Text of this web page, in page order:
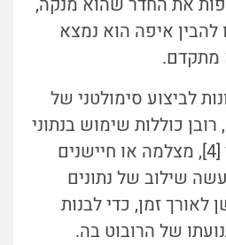
להבין איפה הוא נמצא
מתקדם.
לביצוע סימולטני של
כוללות שימוש בנתוני
חיישנים (כגון לידאר [4], מצלמה או חיישנים
שילוב של נתונים
לאורך זמן, כדי לבנות
של הרובוט בה.